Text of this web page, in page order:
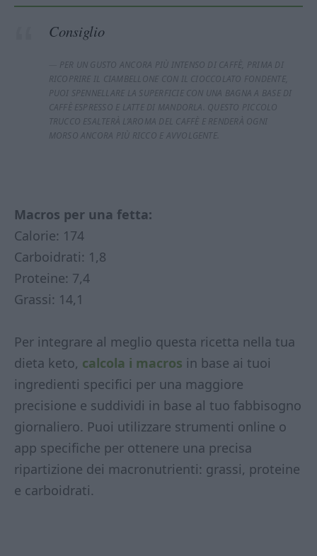
Consiglio
PER UN GUSTO ANCORA PIÙ INTENSO DI CAFFÈ, PRIMA DI
RICOPRIRE IL CIAMBELLONE CON IL CIOCCOLATO FONDENTE,
PUOI SPENNELLARE LA SUPERFICIE CON UNA BAGNA A BASE DI
CAFFÈ ESPRESSO E LATTE DI MANDORLA. QUESTO PICCOLO
TRUCCO ESALTERÀ L’AROMA DEL CAFFÈ E RENDERÀ OGNI
MORSO ANCORA PIÙ RICCO E AVVOLGENTE.
Macros per una fetta:
Calorie: 174
Carboidrati: 1,8
Proteine: 7,4
Grassi: 14,1
Per integrare al meglio questa ricetta nella tua
dieta keto, calcola i macros in base ai tuoi
ingredienti specifici per una maggiore
precisione e suddividi in base al tuo fabbisogno
giornaliero. Puoi utilizzare strumenti online o
app specifiche per ottenere una precisa
ripartizione dei macronutrienti: grassi, proteine
e carboidrati.